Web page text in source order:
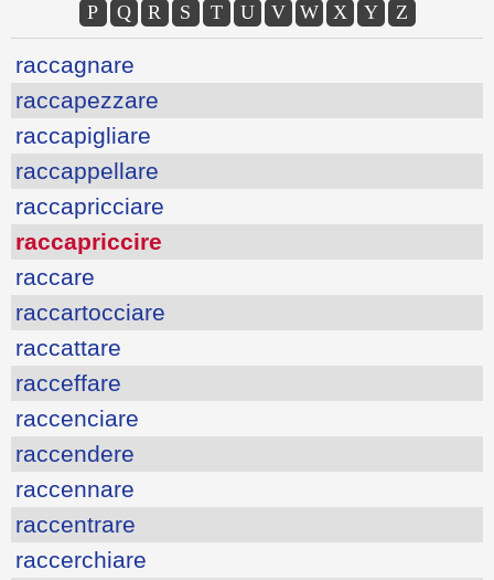
P
Q R S T U V W X Y Z
raccagnare
raccapezzare
raccapigliare
raccappellare
raccapricciare
raccapriccire
raccare
raccartocciare
raccattare
racceffare
raccenciare
raccendere
raccennare
raccentrare
raccerchiare